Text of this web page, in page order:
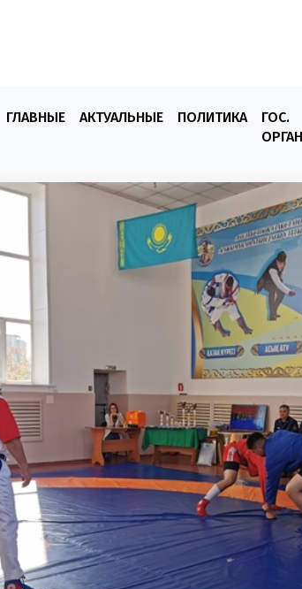
ГЛАВНЫЕ АКТУАЛЬНЫЕ ПОЛИТИКА
ГОС.